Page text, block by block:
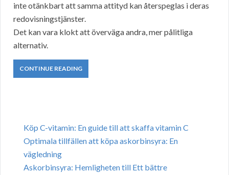
inte otänkbart att samma attityd kan återspeglas i deras
redovisningstjänster.
Det kan vara klokt att överväga andra, mer pålitliga
alternativ.
CONTINUE READING
Köp C-vitamin: En guide till att skaffa vitamin C
Optimala tillfällen att köpa askorbinsyra: En
vägledning
Askorbinsyra: Hemligheten till Ett bättre